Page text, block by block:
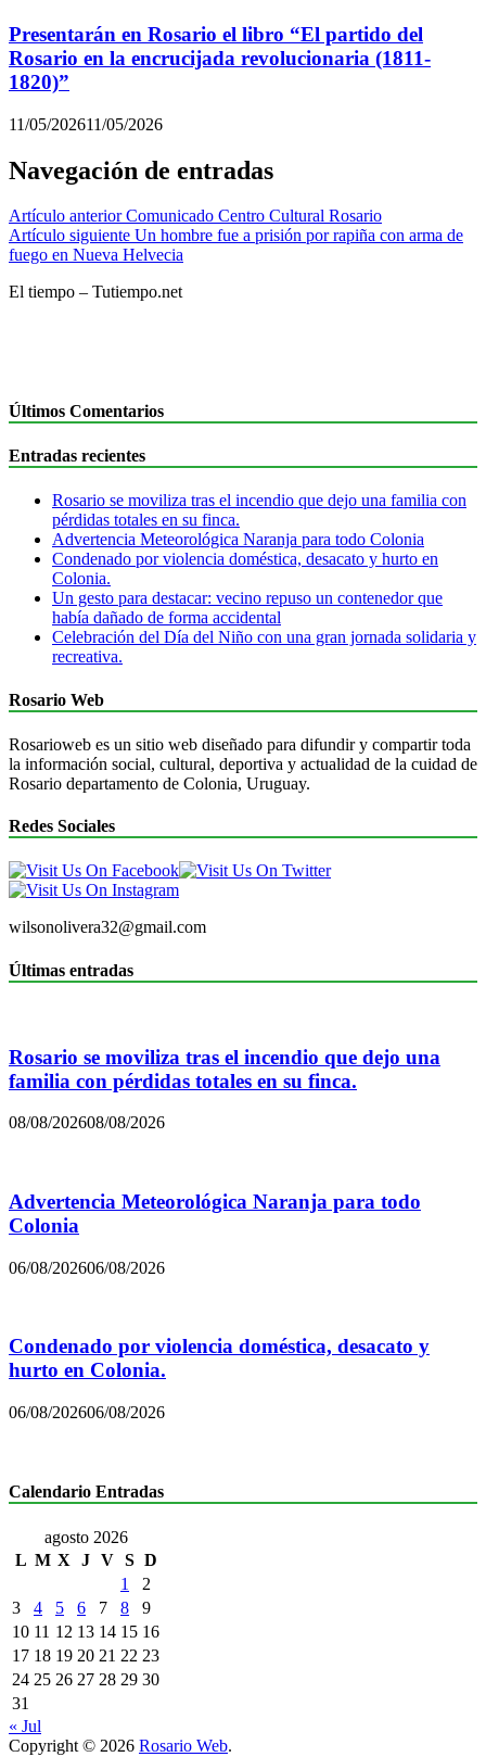
Presentarán en Rosario el libro “El partido del
Rosario en la encrucijada revolucionaria (1811-
1820)”
11/05/202611/05/2026
Navegación de entradas
Artículo anterior Comunicado Centro Cultural Rosario
Artículo siguiente Un hombre fue a prisión por rapiña con arma de
fuego en Nueva Helvecia
El tiempo – Tutiempo.net
Últimos Comentarios
Entradas recientes
Rosario se moviliza tras el incendio que dejo una familia con
pérdidas totales en su finca.
Advertencia Meteorológica Naranja para todo Colonia
Condenado por violencia doméstica, desacato y hurto en
Colonia.
Un gesto para destacar: vecino repuso un contenedor que
había dañado de forma accidental
Celebración del Día del Niño con una gran jornada solidaria y
recreativa.
Rosario Web
Rosarioweb es un sitio web diseñado para difundir y compartir toda
la información social, cultural, deportiva y actualidad de la cuidad de
Rosario departamento de Colonia, Uruguay.
Redes Sociales
wilsonolivera32@gmail.com
Últimas entradas
Rosario se moviliza tras el incendio que dejo una
familia con pérdidas totales en su finca.
08/08/202608/08/2026
Advertencia Meteorológica Naranja para todo
Colonia
06/08/202606/08/2026
Condenado por violencia doméstica, desacato y
hurto en Colonia.
06/08/202606/08/2026
Calendario Entradas
agosto 2026
L M X J V S D
1
2
3
4 5 6 7 8
9
10 11 12 13 14 15 16
17 18 19 20 21 22 23
24 25 26 27 28 29 30
31
« Jul
Copyright © 2026 Rosario Web.